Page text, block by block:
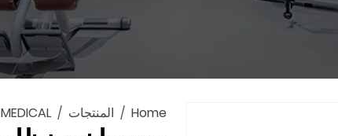
Home المنتجات MEDICAL